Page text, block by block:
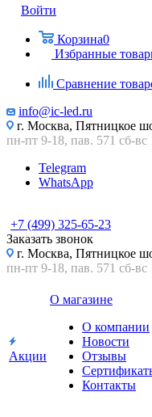
Войти
Корзина0
Избранные
Сравнение
info@ic-led.ru
г. Москва, Пятницкое
пн-пт 9-18, пав. 571 сб-вс
Telegram
WhatsApp
+7 (499) 325-65-23
Заказать звонок
г. Москва, Пятницкое
пн-пт 9-18, пав. 571 сб-вс
Акции
О магазине
О компании
Новости
Отзывы
Контакты